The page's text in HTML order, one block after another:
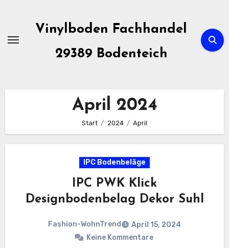
springen
Vinylboden Fachhandel
29389 Bodenteich
April 2024
Start 2024 April
IPC Bodenbeläge
IPC PWK Klick
Designbodenbelag Dekor Suhl
Fashion-WohnTrend
April 15, 2024
Keine Kommentare